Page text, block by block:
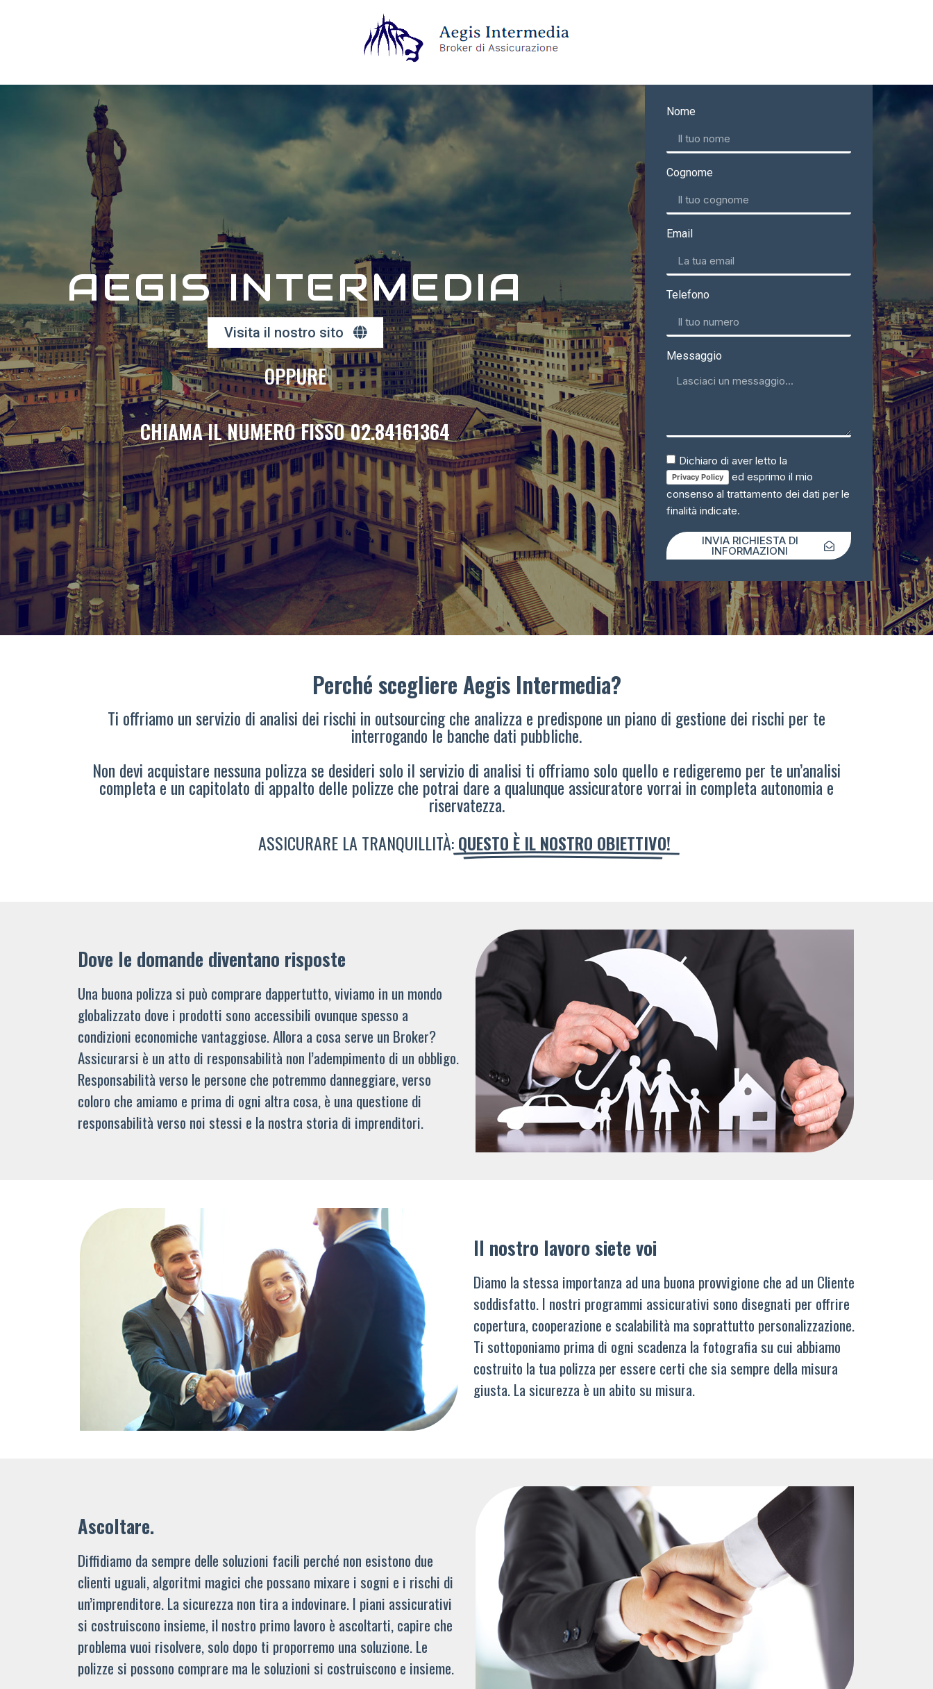
AEGIS INTERMEDIA
Visita il nostro sito
OPPURE
CHIAMA IL NUMERO FISSO 02.84161364
Nome
Cognome
Email
Telefono
Messaggio
Dichiaro di aver letto la
Privacy Policy
ed esprimo il mio
consenso al trattamento dei dati per le
finalità indicate.
INVIA RICHIESTA DI
INFORMAZIONI
Perché scegliere Aegis Intermedia?
Ti offriamo un servizio di analisi dei rischi in outsourcing che analizza e predispone un piano di gestione dei rischi per te
interrogando le banche dati pubbliche.
Non devi acquistare nessuna polizza se desideri solo il servizio di analisi ti offriamo solo quello e redigeremo per te un’analisi
completa e un capitolato di appalto delle polizze che potrai dare a qualunque assicuratore vorrai in completa autonomia e
riservatezza.
ASSICURARE LA TRANQUILLITÀ:QUESTO È IL NOSTRO OBIETTIVO!
Dove le domande diventano risposte
Una buona polizza si può comprare dappertutto, viviamo in un mondo
globalizzato dove i prodotti sono accessibili ovunque spesso a
condizioni economiche vantaggiose. Allora a cosa serve un Broker?
Assicurarsi è un atto di responsabilità non l’adempimento di un obbligo.
Responsabilità verso le persone che potremmo danneggiare, verso
coloro che amiamo e prima di ogni altra cosa, è una questione di
responsabilità verso noi stessi e la nostra storia di imprenditori.
Il nostro lavoro siete voi
Diamo la stessa importanza ad una buona provvigione che ad un Cliente
soddisfatto. I nostri programmi assicurativi sono disegnati per offrire
copertura, cooperazione e scalabilità ma soprattutto personalizzazione.
Ti sottoponiamo prima di ogni scadenza la fotografia su cui abbiamo
costruito la tua polizza per essere certi che sia sempre della misura
giusta. La sicurezza è un abito su misura.
Ascoltare.
Diffidiamo da sempre delle soluzioni facili perché non esistono due
clienti uguali, algoritmi magici che possano mixare i sogni e i rischi di
un’imprenditore. La sicurezza non tira a indovinare. I piani assicurativi
si costruiscono insieme, il nostro primo lavoro è ascoltarti, capire che
problema vuoi risolvere, solo dopo ti proporremo una soluzione. Le
polizze si possono comprare ma le soluzioni si costruiscono e insieme.